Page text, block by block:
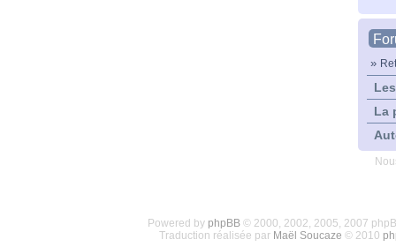
»
La
Powered by phpBB© 2000, 2002, 2005, 2007
Traduction réalisée par Maël Soucaze © 2010